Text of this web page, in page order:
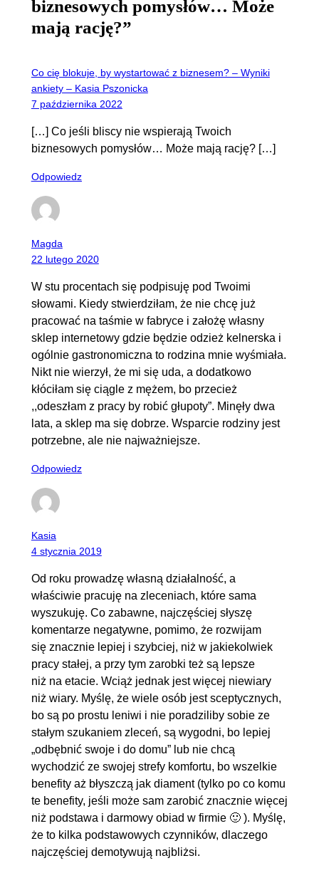
biznesowych pomysłów… Może
mają rację?”
Co cię blokuje, by wystartować z biznesem? – Wyniki
ankiety – Kasia Pszonicka
7 października 2022
[…] Co jeśli bliscy nie wspierają Twoich
biznesowych pomysłów… Może mają rację? […]
Odpowiedz
Magda
22 lutego 2020
W stu procentach się podpisuję pod Twoimi
słowami. Kiedy stwierdziłam, że nie chcę już
pracować na taśmie w fabryce i założę własny
sklep internetowy gdzie będzie odzież kelnerska i
ogólnie gastronomiczna to rodzina mnie wyśmiała.
Nikt nie wierzył, że mi się uda, a dodatkowo
kłóciłam się ciągle z mężem, bo przecież
,,odeszłam z pracy by robić głupoty”. Minęły dwa
lata, a sklep ma się dobrze. Wsparcie rodziny jest
potrzebne, ale nie najważniejsze.
Odpowiedz
Kasia
4 stycznia 2019
Od roku prowadzę własną działalność, a
właściwie pracuję na zleceniach, które sama
wyszukuję. Co zabawne, najczęściej słyszę
komentarze negatywne, pomimo, że rozwijam
się znacznie lepiej i szybciej, niż w jakiekolwiek
pracy stałej, a przy tym zarobki też są lepsze
niż na etacie. Wciąż jednak jest więcej niewiary
niż wiary. Myślę, że wiele osób jest sceptycznych,
bo są po prostu leniwi i nie poradziliby sobie ze
stałym szukaniem zleceń, są wygodni, bo lepiej
„odbębnić swoje i do domu” lub nie chcą
wychodzić ze swojej strefy komfortu, bo wszelkie
benefity aż błyszczą jak diament (tylko po co komu
te benefity, jeśli może sam zarobić znacznie więcej
niż podstawa i darmowy obiad w firmie 🙂 ). Myślę,
że to kilka podstawowych czynników, dlaczego
najczęściej demotywują najbliżsi.